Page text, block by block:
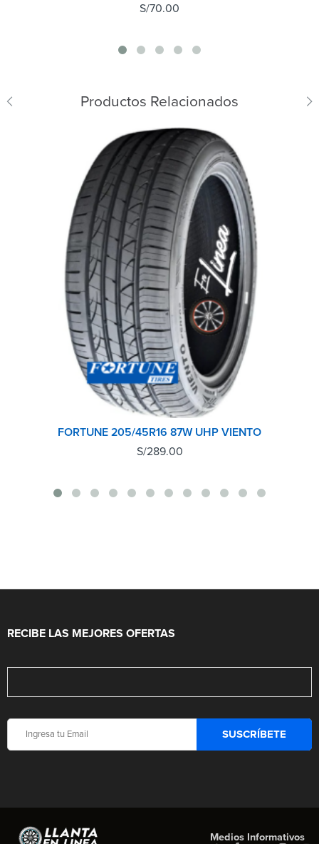
S/70.00
Productos Relacionados
FORTUNE 205/45R16 87W UHP VIENTO
S/289.00
RECIBE LAS MEJORES OFERTAS
Medios Informativos